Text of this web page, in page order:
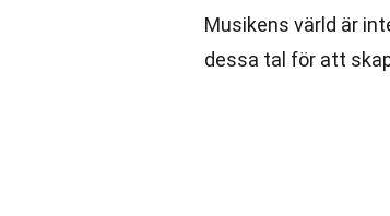
Musikens värld är
dessa tal för att